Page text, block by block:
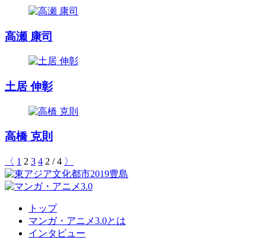
高瀬 康司
土居 伸彰
高橋 克則
〈 1 2 3 4 2 /4 〉
トップ
マンガ・アニメ3.0とは
インタビュー